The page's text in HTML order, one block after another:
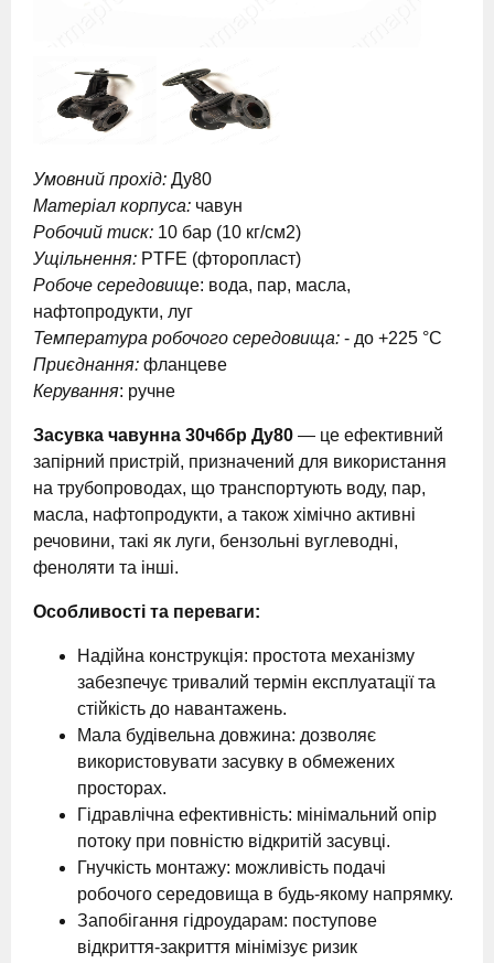
Умовний прохід: Ду80
Матеріал корпуса: чавун
Робочий тиск: 10 бар (10 кг/см2)
Ущільнення: PTFE (фторопласт)
Робоче середовище: вода, пар, масла,
нафтопродукти, луг
Температура робочого середовища: - до +225 °C
Приєднання: фланцеве
Керування: ручне
Засувка чавунна 30ч6бр Ду80 — це ефективний
запірний пристрій, призначений для використання
на трубопроводах, що транспортують воду, пар,
масла, нафтопродукти, а також хімічно активні
речовини, такі як луги, бензольні вуглеводні,
феноляти та інші.
Особливості та переваги:
Надійна конструкція: простота механізму
забезпечує тривалий термін експлуатації та
стійкість до навантажень.
Мала будівельна довжина: дозволяє
використовувати засувку в обмежених
просторах.
Гідравлічна ефективність: мінімальний опір
потоку при повністю відкритій засувці.
Гнучкість монтажу: можливість подачі
робочого середовища в будь-якому напрямку.
Запобігання гідроударам: поступове
відкриття-закриття мінімізує ризик